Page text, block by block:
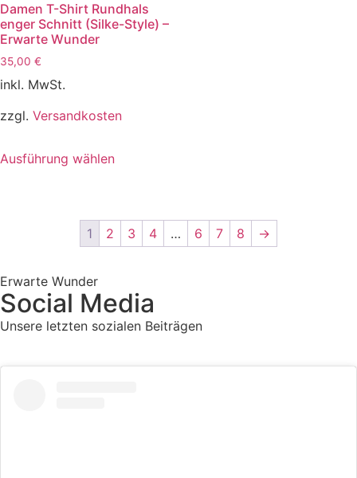
Damen T-Shirt Rundhals
enger Schnitt (Silke-Style) –
Erwarte Wunder
35,00 €
inkl. MwSt.
zzgl. Versandkosten
Ausführung wählen
1 2 3 4 … 6 7 8 →
Erwarte Wunder
Social Media
Unsere letzten sozialen Beiträgen